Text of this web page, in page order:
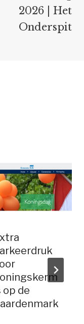
2026 | Het
Onderspit
op de